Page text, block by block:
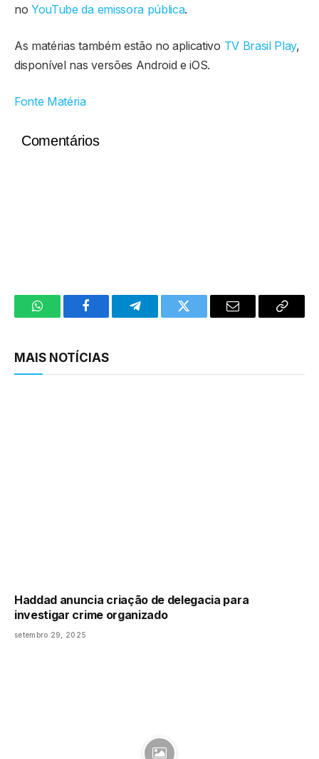
noYouTube da emissora pública.
As matérias também estão no aplicativo TV Brasil Play,
disponível nas versões Android e iOS.
Fonte Matéria
Comentários
WhatsAppFacebookTelegramTwitter Email
Copy
MAIS NOTÍCIAS
Haddad anuncia criação de delegacia para
investigar crime organizado
setembro 29, 2025